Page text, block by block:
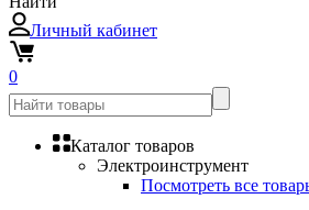
Личный кабинет
0
Каталог товаров
Электроинструмент
Посмотреть все